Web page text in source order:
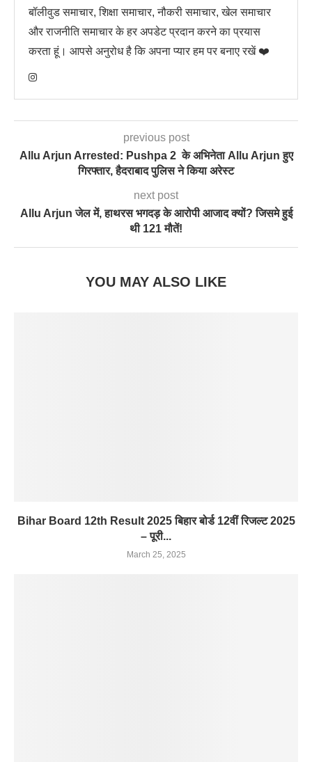
बॉलीवुड समाचार, शिक्षा समाचार, नौकरी समाचार, खेल समाचार
और राजनीति समाचार के हर अपडेट प्रदान करने का प्रयास
करता हूं। आपसे अनुरोध है कि अपना प्यार हम पर बनाए रखें ❤️
previous post
Allu Arjun Arrested: Pushpa 2 के अभिनेता Allu Arjun हुए
गिरफ्तार, हैदराबाद पुलिस ने किया अरेस्ट
next post
Allu Arjun जेल में, हाथरस भगदड़ के आरोपी आजाद क्यों? जिसमे हुई
थी 121 मौतें!
YOU MAY ALSO LIKE
Bihar Board 12th Result 2025 बिहार बोर्ड 12वीं रिजल्ट 2025
– पूरी...
March 25, 2025